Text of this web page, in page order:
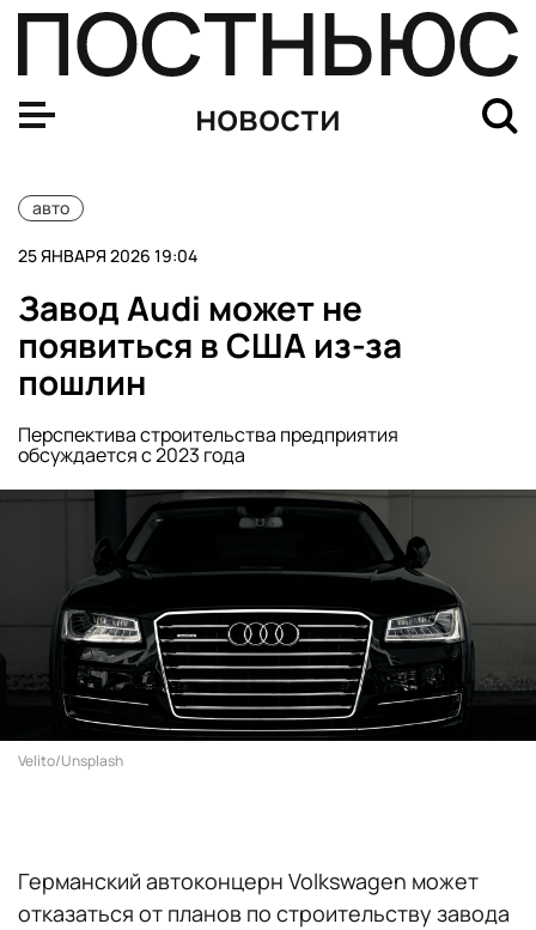
новости
авто
25 ЯНВАРЯ 2026 19:04
Завод Audi может не
появиться в США из-за
пошлин
Перспектива строительства предприятия
обсуждается с 2023 года
Velito/Unsplash
Германский автоконцерн Volkswagen может
отказаться от планов по строительству завода
Москва показала самый низкий уровень смертности